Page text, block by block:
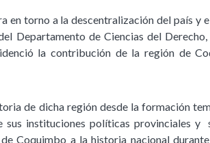
en torno a la descentralización del país y
Departamento de Ciencias del
la contribución de la región de
de dicha región desde la formación
sus instituciones políticas provinciales y
Coquimbo a la historia nacional